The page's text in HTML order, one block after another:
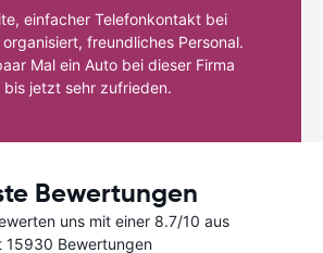
einfacher Telefonkontakt bei
freundliches Personal.
Mal ein Auto bei dieser Firma
jetzt sehr zufrieden.
Bewertungen
uns mit einer 8.7/10 aus
15930 Bewertungen